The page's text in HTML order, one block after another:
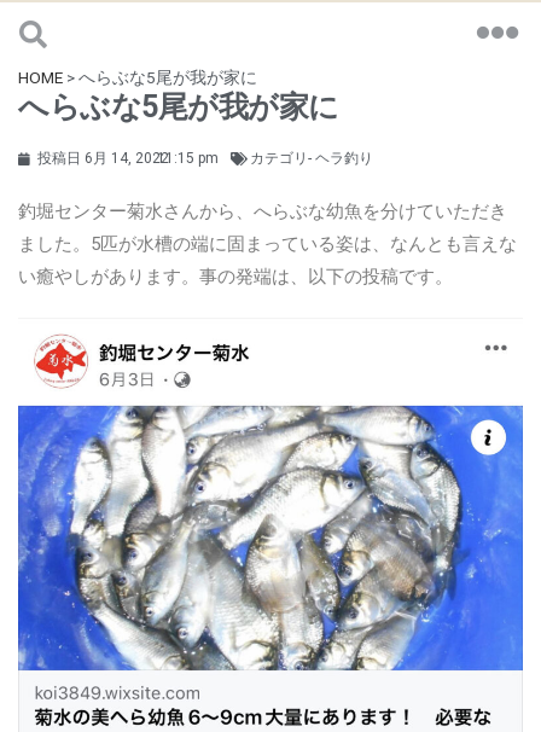
HOME >へらぶな5尾が我が家に
へらぶな5尾が我が家に
投稿日 6月 14, 202211:15 pm カテゴリ- ヘラ釣り
釣堀センター菊水さんから、へらぶな幼魚を分けていただき
ました。5匹が水槽の端に固まっている姿は、なんとも言えな
い癒やしがあります。事の発端は、以下の投稿です。